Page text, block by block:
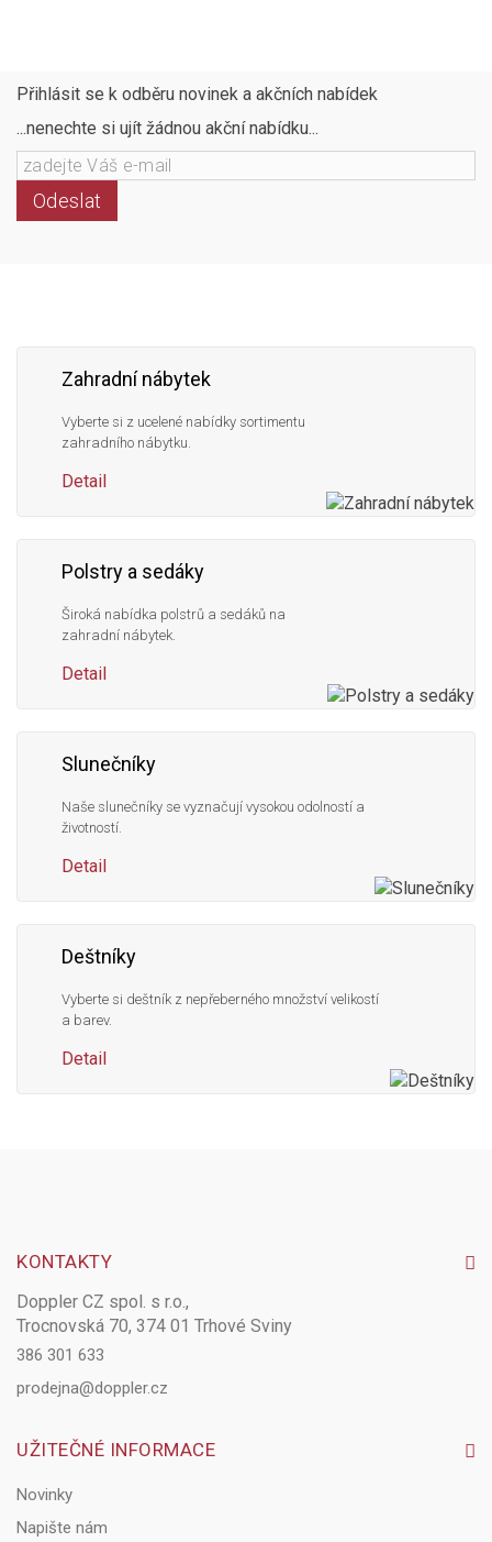
Přihlásit se k odběru novinek a akčních nabídek
...nenechte si ujít žádnou akční nabídku...
Odeslat
Zahradní nábytek
Vyberte si z ucelené nabídky sortimentu
zahradního nábytku.
Detail
Polstry a sedáky
Široká nabídka polstrů a sedáků na
zahradní nábytek.
Detail
Slunečníky
Naše slunečníky se vyznačují vysokou odolností a
životností.
Detail
Deštníky
Vyberte si deštník z nepřeberného množství velikostí
a barev.
Detail
KONTAKTY
Doppler CZ spol. s r.o.,
Trocnovská 70, 374 01 Trhové Sviny
386 301 633
prodejna@doppler.cz
UŽITEČNÉ INFORMACE
Novinky
Napište nám